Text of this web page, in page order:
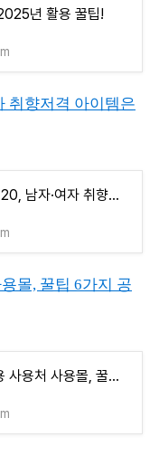
년 활용 꿀팁!
취향저격 아이템은
대학 졸업 선물 BEST 20, 남자·여자 취향저격 아이템은 무엇?
몰, 꿀팁 6가지 공
아시아나 마일리지 사용 사용처 사용몰, 꿀팁 6가지 공개